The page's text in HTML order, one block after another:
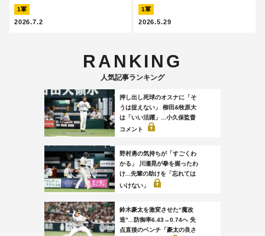
1軍
2026.7.2
1軍
2026.5.29
RANKING
人気記事ランキング
押し出し死球のオスナに「そ
うは捉えない」 柳田&牧原大
は「いい活躍」...小久保監督
コメント
野村勇の気持ちが「すごくわ
かる」 川瀬晃が拳を握ったわ
け...先輩の助けを「忘れては
いけない」
鈴木豪太を激変させた“魔改
造”...防御率6.43→0.74へ 失
点直後のベンチ「豪太の良さ